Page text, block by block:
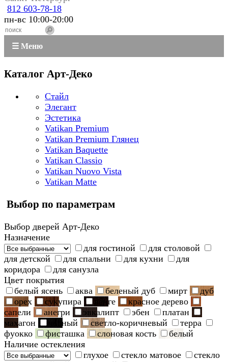
812 603-78-18
пн-вс 10:00-20:00
☰ Меню
Каталог Арт-Деко
Стайл
Элегант
Эстетика
Vatikan Premium
Vatikan Premium Глянец
Vatikan Baquette
Vatikan Classio
Vatikan Nuovo Vista
Vatikan Matte
Выбор по параметрам
Выбор дверей Арт-Деко
Назначение
для гостиной
для столовой
для детской
для спальни для кухни
для
коридора
для санузла
Цвет покрытия
белый ясень
аква беленый дуб мирт
дуб
орех
сукупира венге
красное дерево
сапели
анегри эвкалипт эбен
платан
махагон
черный светло-коричневый
терра
фуокко
фисташка слоновая кость
белый
Наличие остекления
глухое
стекло матовое
стекло